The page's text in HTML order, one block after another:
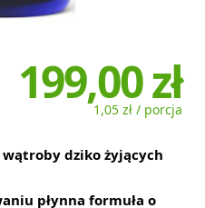
199,00 zł
1,05 zł / porcja
wątroby dziko żyjących
płynna formuła o